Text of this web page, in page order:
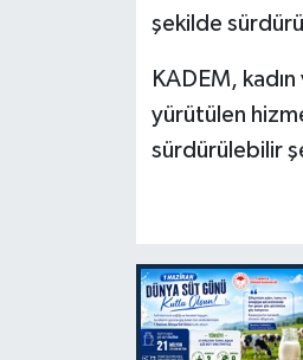
şekilde
KADEM,
yürütülen
sürdürülebilir